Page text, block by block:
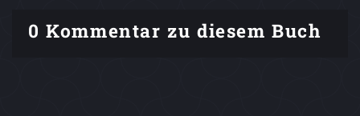
0 Kommentar zu diesem Buch